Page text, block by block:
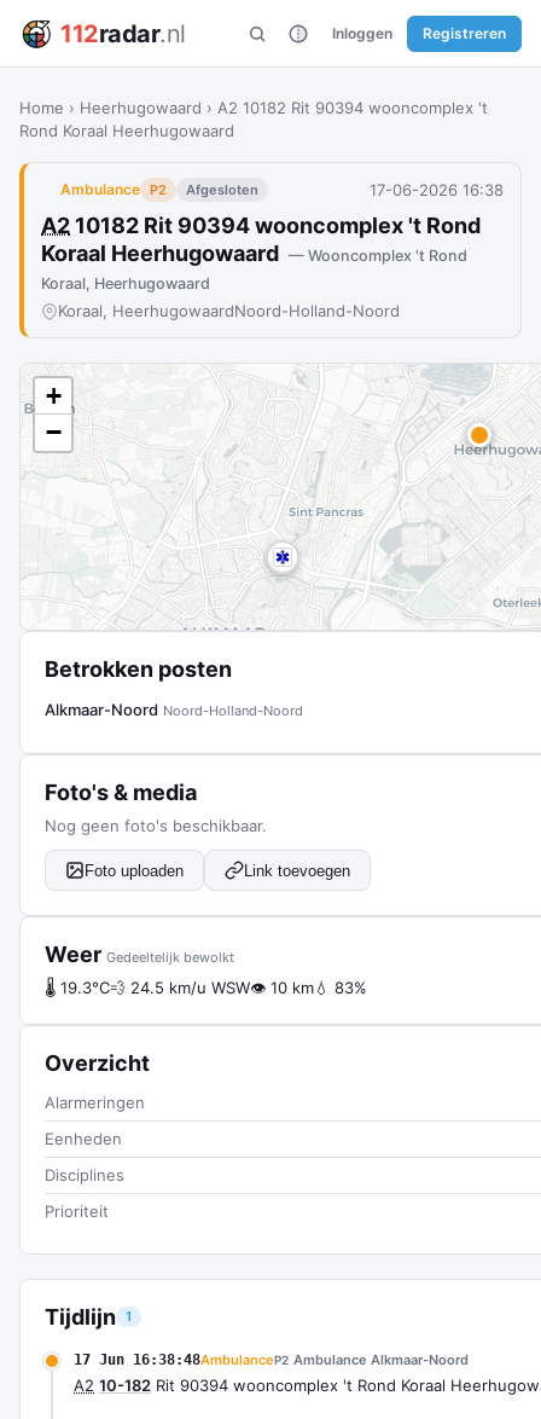
112radar.nl Inloggen Registreren
Home › Heerhugowaard › A2 10182 Rit 90394 wooncomplex 't
Rond Koraal Heerhugowaard
Ambulance P2 Afgesloten 17-06-2026 16:38
A2 10182 Rit 90394 wooncomplex 't Rond
Koraal Heerhugowaard — Wooncomplex 't Rond
Koraal, Heerhugowaard
Koraal, HeerhugowaardNoord-Holland-Noord
Tijdlijn 1
17 Jun 16:38:48AmbulanceP2 Ambulance Alkmaar-Noord
A2 10-182 Rit 90394 wooncomplex 't Rond Koraal
+
−
Betrokken posten
Alkmaar-Noord Noord-Holland-Noord
Foto's & media
Nog geen foto's beschikbaar.
Foto uploaden Link toevoegen
Weer Gedeeltelijk bewolkt
🌡 19.3°C💨 24.5 km/u WSW👁 10 km💧 83%
Overzicht
Alarmeringen
Eenheden
Disciplines
Prioriteit